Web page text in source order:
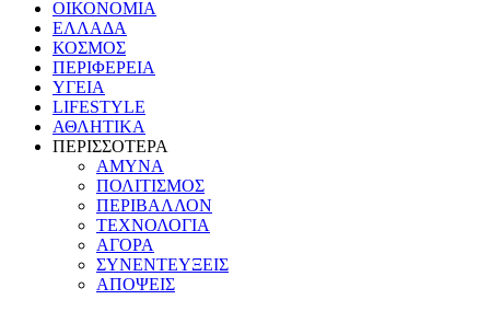
ΟΙΚΟΝΟΜΙΑ
ΕΛΛΑΔΑ
ΚΟΣΜΟΣ
ΠΕΡΙΦΕΡΕΙΑ
ΥΓΕΙΑ
LIFESTYLE
ΑΘΛΗΤΙΚΑ
ΠΕΡΙΣΣΟΤΕΡΑ
ΑΜΥΝΑ
ΠΟΛΙΤΙΣΜΟΣ
ΠΕΡΙΒΑΛΛΟΝ
ΤΕΧΝΟΛΟΓΙΑ
ΑΓΟΡΑ
ΣΥΝΕΝΤΕΥΞΕΙΣ
ΑΠΟΨΕΙΣ